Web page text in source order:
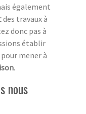
également
des travaux à
donc pas à
établir
mener à
.
nous